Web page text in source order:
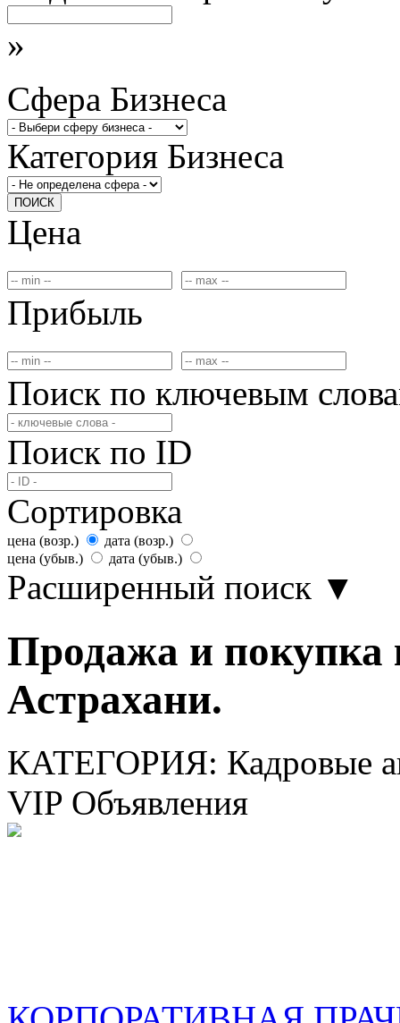
»
Сфера Бизнеса
Категория Бизнеса
ПОИСК
Цена
Прибыль
Поиск по ключевым
Поиск по ID
Сортировка
цена (возр.)
дата (возр.)
цена (убыв.)
дата (убыв.)
Расширенный поиск ▼
Продажа и покупка
Астрахани.
КАТЕГОРИЯ: Кадровые
VIP Объявления